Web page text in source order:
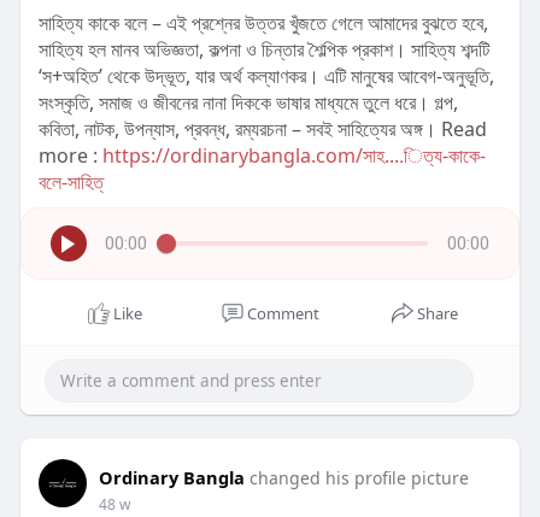
সাহিত্য কাকে বলে – এই প্রশ্নের উত্তর খুঁজতে গেলে আমাদের বুঝতে হবে,
সাহিত্য হল মানব অভিজ্ঞতা, কল্পনা ও চিন্তার শৈল্পিক প্রকাশ। সাহিত্য শব্দটি
‘স+অহিত’ থেকে উদ্ভূত, যার অর্থ কল্যাণকর। এটি মানুষের আবেগ-অনুভূতি,
সংস্কৃতি, সমাজ ও জীবনের নানা দিককে ভাষার মাধ্যমে তুলে ধরে। গল্প,
কবিতা, নাটক, উপন্যাস, প্রবন্ধ, রম্যরচনা – সবই সাহিত্যের অঙ্গ। Read
more : https://ordinarybangla.com/সাহ....িত্য-কাকে-
বলে-সাহিত্
00:00 00:00
Like Comment Share
Ordinary Bangla changed his profile picture
48 w